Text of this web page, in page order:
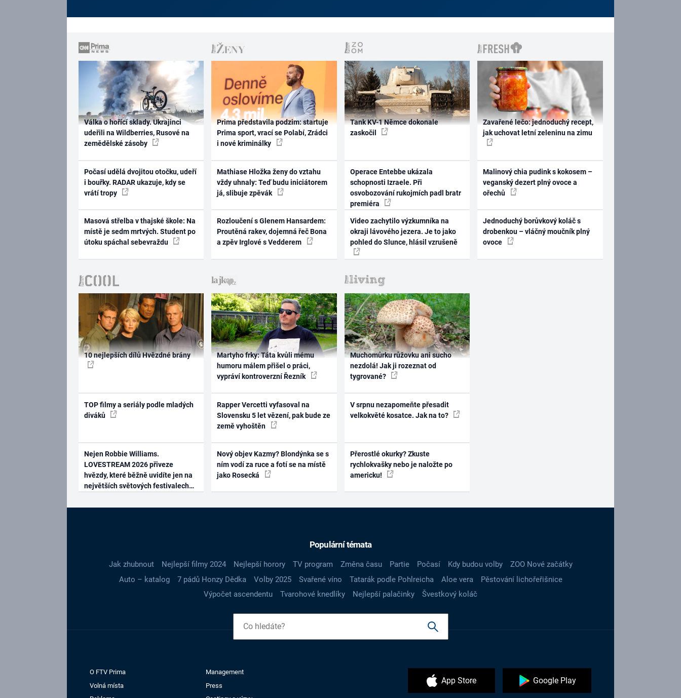
Válka o hořící sklady. Ukrajinci
udeřili na Wildberries, Rusové na
zemědělské zásoby
Počasí udělá dvojitou otočku, udeří
i bouřky. RADAR ukazuje, kdy se
vrátí tropy
Masová střelba v thajské škole: Na
místě je sedm mrtvých. Student po
útoku spáchal sebevraždu
Prima představila podzim: startuje
Prima sport, vrací se Polabí, Zrádci
i nové kriminálky
Mathiase Hložka ženy do vztahu
vždy uhnaly: Teď budu iniciátorem
já, slibuje zpěvák
Rozloučení s Glenem Hansardem:
Proutěná rakev, dojemná řeč Bona
a zpěv Irglové s Vedderem
Tank KV-1 Němce dokonale
zaskočil
Operace Entebbe ukázala
schopnosti Izraele. Při
osvobozování rukojmích padl bratr
premiéra
Video zachytilo výzkumníka na
okraji lávového jezera. Je to jako
pohled do Slunce, hlásil vzrušeně
Zavařené lečo: jednoduchý recept,
jak uchovat letní zeleninu na zimu
Malinový chia pudink s kokosem –
veganský dezert plný ovoce a
ořechů
Jednoduchý borůvkový koláč s
drobenkou – vláčný moučník plný
ovoce
10 nejlepších dílů Hvězdné brány
TOP filmy a seriály podle mladých
diváků
Nejen Robbie Williams.
LOVESTREAM 2026 přiveze
hvězdy, které běžně uvidíte jen na
největších světových festivalech
Martyho frky: Táta kvůli mému
humoru málem přišel o práci,
vypráví kontroverzní Řezník
Rapper Vercetti vyfasoval na
Slovensku 5 let vězení, pak bude ze
země vyhoštěn
Nový objev Kazmy? Blondýnka se s
ním vodí za ruce a fotí se na místě
jako Rosecká
Muchomůrku růžovku ani sucho
nezdolá! Jak ji rozeznat od
tygrované?
V srpnu nezapomeňte přesadit
velkokvěté kosatce. Jak na to?
Přerostlé okurky? Zkuste
rychlokvašky nebo je naložte po
americku!
Populární témata
Jak zhubnout Nejlepší filmy 2024 Nejlepší horory TV program Změna času Partie Počasí Kdy budou volby
ZOO Nové začátky
Auto – katalog
7 pádů Honzy Dědka Volby 2025 Svařené víno Tatarák podle Pohlreicha Aloe vera
Pěstování lichořeřišnice
Výpočet ascendentu
Tvarohové knedlíky Nejlepší palačinky Švestkový koláč
O FTV Prima
Management
Volná místa
Press
App Store Google Play